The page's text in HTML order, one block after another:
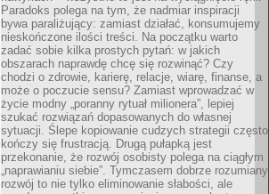
Paradoks polega na tym, że nadmiar inspiracji
bywa paraliżujący: zamiast działać, konsumujemy
nieskończone ilości treści. Na początku warto
zadać sobie kilka prostych pytań: w jakich
obszarach naprawdę chcę się rozwinąć? Czy
chodzi o zdrowie, karierę, relacje, wiarę, finanse, a
może o poczucie sensu? Zamiast wprowadzać w
życie modny „poranny rytuał milionera”, lepiej
szukać rozwiązań dopasowanych do własnej
sytuacji. Ślepe kopiowanie cudzych strategii często
kończy się frustracją. Drugą pułapką jest
przekonanie, że rozwój osobisty polega na ciągłym
„naprawianiu siebie”. Tymczasem dobrze rozumiany
rozwój to nie tylko eliminowanie słabości, ale